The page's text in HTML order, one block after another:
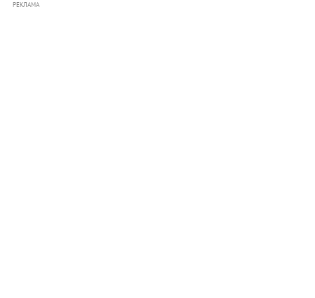
РЕКЛАМА